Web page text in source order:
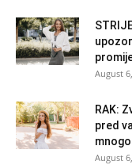
August
RAK:
pred
August